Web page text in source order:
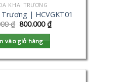
KHAI TRƯƠNG
| HCVGKT01
₫ 800.000₫
vào giỏ hàng